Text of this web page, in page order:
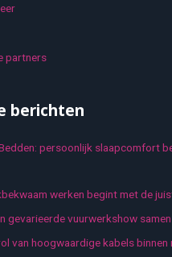
partners
berichten
persoonlijk slaapcomfort
werken begint met de
gevarieerde vuurwerkshow samen
van hoogwaardige kabels